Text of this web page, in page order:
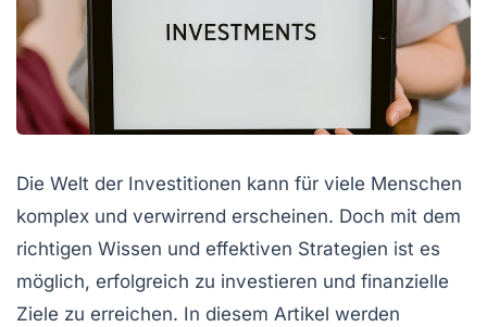
Die Welt der Investitionen kann für viele Menschen
komplex und verwirrend erscheinen. Doch mit dem
richtigen Wissen und effektiven Strategien ist es
möglich, erfolgreich zu investieren und finanzielle
Ziele zu erreichen. In diesem Artikel werden